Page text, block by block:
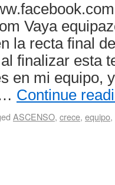
Vaya
la recta final
finalizar esta
en mi equipo,
Continue
ASCENSO, crece, equipo,